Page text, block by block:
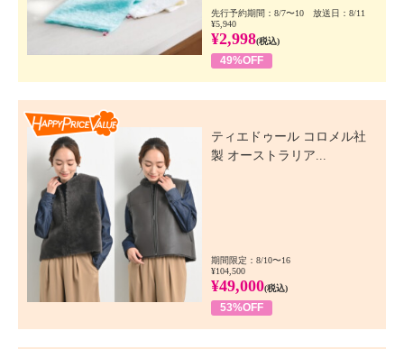
先行予約期間：8/7〜10 放送日：8/11
¥5,940
¥2,998(税込)
49%OFF
ティエドゥール コロメル社
製 オーストラリア...
期間限定：8/10〜16
¥104,500
¥49,000(税込)
53%OFF